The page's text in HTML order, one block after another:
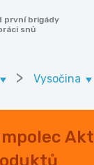
první brigády
snů
> Vysočina